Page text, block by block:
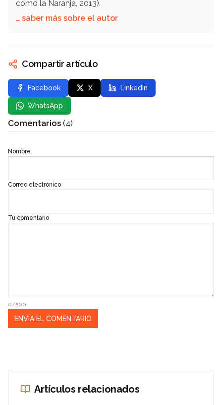
como la Naranja, 2013).
… saber más sobre el autor
Compartir artículo
Facebook X LinkedIn
WhatsApp
Comentarios (4)
Nombre
Correo electrónico
Tu comentario
0/500
Artículos relacionados